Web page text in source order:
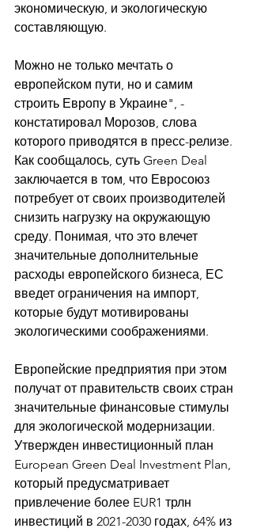
экономическую, и экологическую
составляющую.
Можно не только мечтать о
европейском пути, но и самим
строить Европу в Украине", -
констатировал Морозов, слова
которого приводятся в пресс-релизе.
Как сообщалось, суть Green Deal
заключается в том, что Евросоюз
потребует от своих производителей
снизить нагрузку на окружающую
среду. Понимая, что это влечет
значительные дополнительные
расходы европейского бизнеса, ЕС
введет ограничения на импорт,
которые будут мотивированы
экологическими соображениями.
Европейские предприятия при этом
получат от правительств своих стран
значительные финансовые стимулы
для экологической модернизации.
Утвержден инвестиционный план
European Green Deal Investment Plan,
который предусматривает
привлечение более EUR1 трлн
инвестиций в 2021-2030 годах, 64% из